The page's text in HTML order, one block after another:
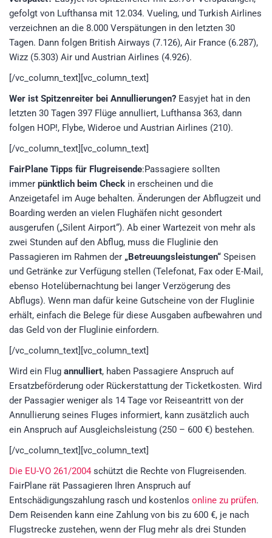
gefolgt von Lufthansa mit 12.034. Vueling, und Turkish Airlines
verzeichnen an die 8.000 Verspätungen in den letzten 30
Tagen. Dann folgen British Airways (7.126), Air France (6.287),
Wizz (5.303) Air und Austrian Airlines (4.926).
[/vc_column_text][vc_column_text]
Wer ist Spitzenreiter bei Annullierungen? Easyjet hat in den
letzten 30 Tagen 397 Flüge annulliert, Lufthansa 363, dann
folgen HOP!, Flybe, Wideroe und Austrian Airlines (210).
[/vc_column_text][vc_column_text]
FairPlane Tipps für Flugreisende:Passagiere sollten
immer pünktlich beim Check in erscheinen und die
Anzeigetafel im Auge behalten. Änderungen der Abflugzeit und
Boarding werden an vielen Flughäfen nicht gesondert
ausgerufen („Silent Airport“). Ab einer Wartezeit von mehr als
zwei Stunden auf den Abflug, muss die Fluglinie den
Passagieren im Rahmen der „Betreuungsleistungen“ Speisen
und Getränke zur Verfügung stellen (Telefonat, Fax oder E-Mail,
ebenso Hotelübernachtung bei langer Verzögerung des
Abflugs). Wenn man dafür keine Gutscheine von der Fluglinie
erhält, einfach die Belege für diese Ausgaben aufbewahren und
das Geld von der Fluglinie einfordern.
[/vc_column_text][vc_column_text]
Wird ein Flug annulliert, haben Passagiere Anspruch auf
Ersatzbeförderung oder Rückerstattung der Ticketkosten. Wird
der Passagier weniger als 14 Tage vor Reiseantritt von der
Annullierung seines Fluges informiert, kann zusätzlich auch
ein Anspruch auf Ausgleichsleistung (250 – 600 €) bestehen.
[/vc_column_text][vc_column_text]
Die EU-VO 261/2004 schützt die Rechte von Flugreisenden.
FairPlane rät Passagieren Ihren Anspruch auf
Entschädigungszahlung rasch und kostenlos online zu prüfen.
Dem Reisenden kann eine Zahlung von bis zu 600 €, je nach
Flugstrecke zustehen, wenn der Flug mehr als drei Stunden